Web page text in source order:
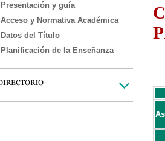
Presentación y guía
Acceso y Normativa Académica
Datos del Título
Planificación de la Enseñanza